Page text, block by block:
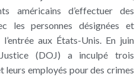
américains d’effectuer des
les personnes désignées et
aux États-Unis. En juin
(DOJ) a inculpé trois
leurs employés pour des crimes